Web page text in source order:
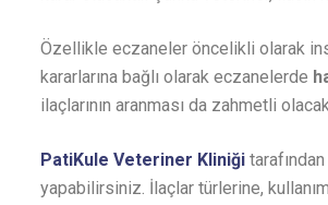
Özellikle eczaneler öncelikli olarak
kararlarına bağlı olarak eczanelerde
ilaçlarının aranması da zahmetli
PatiKule Veteriner Kliniği
yapabilirsiniz. İlaçlar türlerine,